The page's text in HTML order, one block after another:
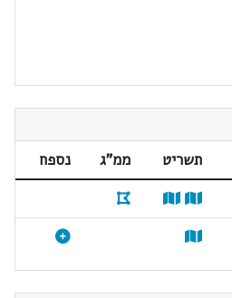
תשריט ממ"ג
נספח